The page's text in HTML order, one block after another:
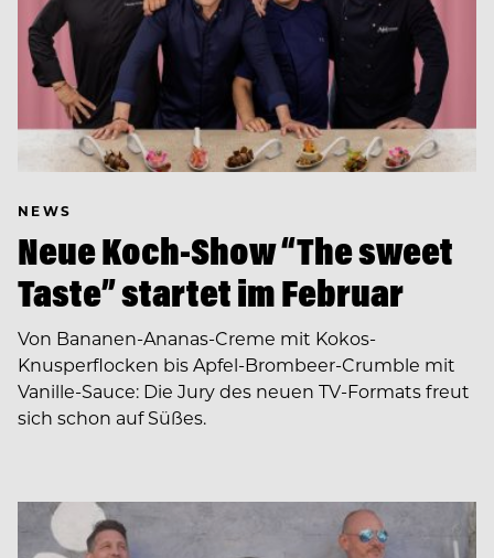
NEWS
Neue Koch-Show “The sweet
Taste” startet im Februar
Von Bananen-Ananas-Creme mit Kokos-
Knusperflocken bis Apfel-Brombeer-Crumble mit
Vanille-Sauce: Die Jury des neuen TV-Formats freut
sich schon auf Süßes.